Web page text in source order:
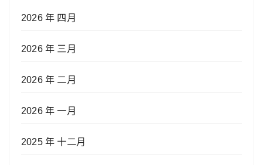
2026 年 四月
2026 年 三月
2026 年 二月
2026 年 一月
2025 年 十二月